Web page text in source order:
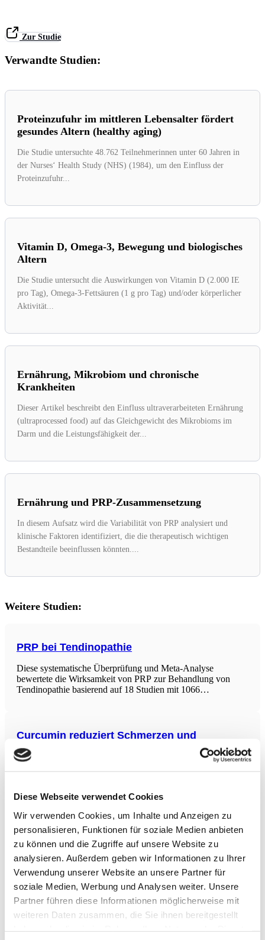
Diese Webseite verwendet Cookies
Wir verwenden Cookies, um Inhalte und Anzeigen zu
personalisieren, Funktionen für soziale Medien anbieten
zu können und die Zugriffe auf unsere Website zu
analysieren. Außerdem geben wir Informationen zu Ihrer
Verwendung unserer Website an unsere Partner für
soziale Medien, Werbung und Analysen weiter. Unsere
Partner führen diese Informationen möglicherweise mit
weiteren Daten zusammen, die Sie ihnen bereitgestellt
Zur Studie
Verwandte Studien:
Proteinzufuhr im mittleren Lebensalter fördert
gesundes Altern (healthy aging)
Die Studie untersuchte 48.762 Teilnehmerinnen unter 60 Jahren in
der Nurses‘ Health Study (NHS) (1984), um den Einfluss der
Proteinzufuhr...
Vitamin D, Omega-3, Bewegung und biologisches
Altern
Die Studie untersucht die Auswirkungen von Vitamin D (2.000 IE
pro Tag), Omega-3-Fettsäuren (1 g pro Tag) und/oder körperlicher
Aktivität...
Ernährung, Mikrobiom und chronische
Krankheiten
Dieser Artikel beschreibt den Einfluss ultraverarbeiteten Ernährung
(ultraprocessed food) auf das Gleichgewicht des Mikrobioms im
Darm und die Leistungsfähigkeit der...
Ernährung und PRP-Zusammensetzung
In diesem Aufsatz wird die Variabilität von PRP analysiert und
klinische Faktoren identifiziert, die die therapeutisch wichtigen
Bestandteile beeinflussen könnten....
Weitere Studien:
PRP bei Tendinopathie
Diese systematische Überprüfung und Meta-Analyse
bewertete die Wirksamkeit von PRP zur Behandlung von
Tendinopathie basierend auf 18 Studien mit 1066
Kit, MyCells Kit,
Curcumin reduziert Schmerzen und
verbessert Funktion bei Kniearthrose
Studien zusammen, die bis September 2023 publiziert wurden
und die Wirkung von Curcumin bei Kniearthrose
untersuchten. Mit der Anwendung eines Random-Effects-
Modells wurden
Mind-Body-Interventionen bei
gastrointestinalen Begleiterkrankungen
Schlafstörungen treten häufig bei Patienten mit
gastrointestinalen (GI) Erkrankungen auf, wobei eine
bidirektionale Beziehung zwischen Schlaf und GI-
Symptomen besteht, die durch gemeinsame biopsychosoziale
und kognitiv-behaviorale Mechanismen, wie etwa eine
veränderte Stressreaktion, beeinflusst wird. Die Behandlung
von Schlafproblemen kann somit auch